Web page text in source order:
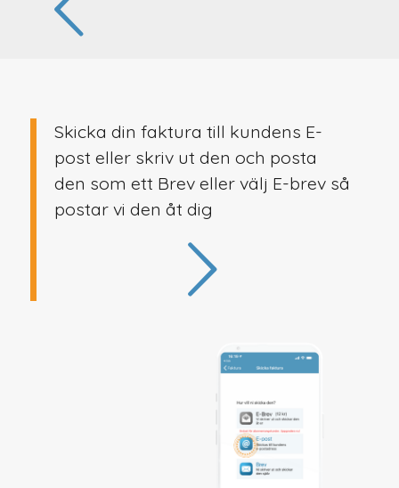
Skicka din faktura till kundens E-
post eller skriv ut den och posta
den som ett Brev eller välj E-brev så
postar vi den åt dig